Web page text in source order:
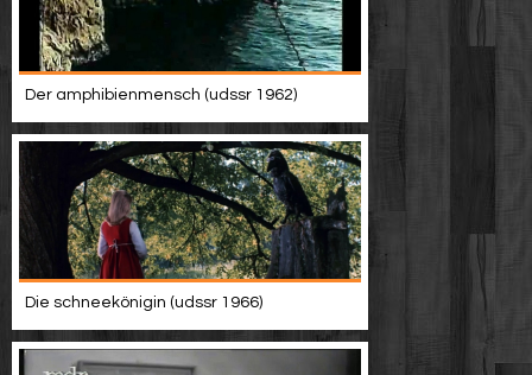
Der amphibienmensch (udssr 1962)
Die schneekönigin (udssr 1966)